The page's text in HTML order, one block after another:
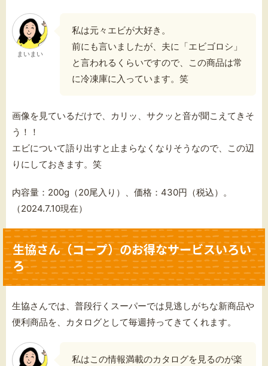
まいまい
私は元々エビが大好き。
前にも言いましたが、夫に「エビゴロシ」
と言われるくらいですので、この商品は常
に冷凍庫に入っています。笑
画像を見ているだけで、カリッ、サクッと音が聞こえてきそ
う！！
エビについて語り出すと止まらなくなりそうなので、この辺
りにしておきます。笑
内容量：200g（20尾入り）、価格：430円（税込）。
（2024.7.10現在）
生協さん（コープ）のお得なサービスいろい
ろ
生協さんでは、普段行くスーパーでは見逃しがちな新商品や
便利商品を、カタログとして毎週持ってきてくれます。
私はこの情報満載のカタログを見るのが楽